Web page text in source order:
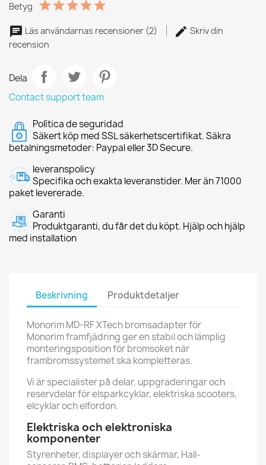
Betyg
Läs användarnas recensioner (2)
Skriv din
recension
Dela
Contact support team
Política de seguridad
Säkert köp med SSL säkerhetscertifikat. Säkra
betalningsmetoder: Paypal eller 3D Secure.
leveranspolicy
Specifika och exakta leveranstider. Mer än 71000
paket levererade.
Garanti
Produktgaranti, du får det du köpt. Hjälp och hjälp
med installation
Beskrivning Produktdetaljer
Monorim MD-RF XTech bromsadapter för
Monorim framfjädring ger en stabil och lämplig
monteringsposition för bromsoket när
frambromssystemet ska kompletteras.
Vi är specialister på delar, uppgraderingar och
reservdelar för elsparkcyklar, elektriska scooters,
elcyklar och elfordon.
Elektriska och elektroniska
komponenter
Styrenheter, displayer och skärmar, Hall-